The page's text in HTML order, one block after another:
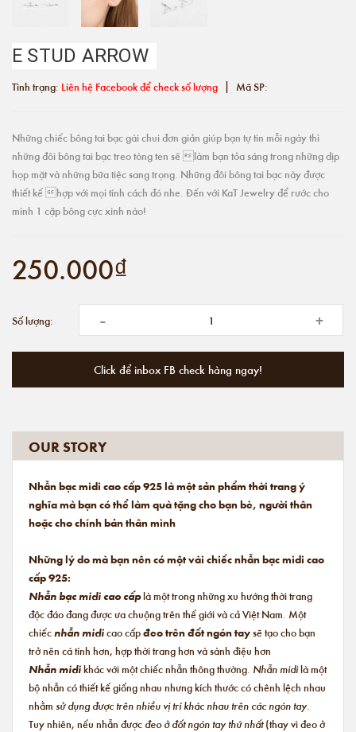
E STUD ARROW
Tình trạng: Liên hệ Facebook để check số lượng | Mã SP:
Những chiếc bông tai bạc gài chui đơn giản giúp bạn tự tin mỗi ngày thì
những đôi bông tai bạc treo tòng ten sẽ làm bạn tỏa sáng trong những dịp
họp mặt và những bữa tiệc sang trọng. Những đôi bông tai bạc này được
thiết kế hợp với mọi tính cách đó nhe. Đến với KaT Jewelry để rước cho
mình 1 cặp bông cực xinh nào!
250.000₫
Số lượng: - +
Click để inbox FB check hàng ngay!
OUR STORY
Nhẫn bạc midi cao cấp 925 là một sản phẩm thời trang ý
nghĩa mà bạn có thể làm quà tặng cho bạn bè, người thân
hoặc cho chính bản thân mình
Những lý do mà bạn nên có một vài chiếc nhẫn bạc midi cao
cấp 925:
Nhẫn bạc midi cao cấplà một trong những xu hướng thời trang
độc đáo đang được ưa chuộng trên thế giới và cả Việt Nam. Một
chiếcnhẫn midicao cấpđeo trên đốt ngón taysẽ tạo cho bạn
trở nên cá tính hơn, hợp thời trang hơn và sành điệu hơn
Nhẫn midikhác với một chiếc nhẫn thông thường. Nhẫn midilà một
bộ nhẫn có thiết kế giống nhau nhưng kích thước có chênh lệch nhau
nhằm sử dụng được trên nhiều vị trí khác nhau trên các ngón tay.
Tuy nhiên, nếu nhẫn được đeo ở đốt ngón tay thứ nhất(thay vì đeo ở